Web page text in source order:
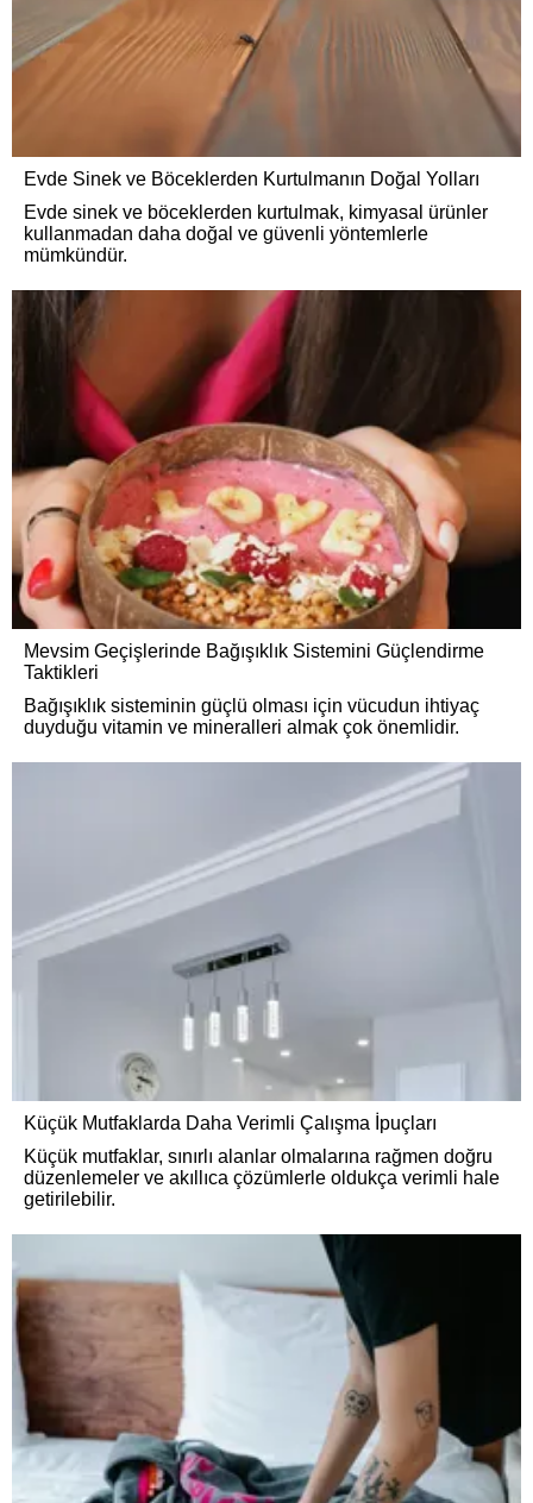
Evde Sinek ve Böceklerden Kurtulmanın Doğal Yolları
Evde sinek ve böceklerden kurtulmak, kimyasal ürünler
kullanmadan daha doğal ve güvenli yöntemlerle
mümkündür.
Mevsim Geçişlerinde Bağışıklık Sistemini Güçlendirme
Taktikleri
Bağışıklık sisteminin güçlü olması için vücudun ihtiyaç
duyduğu vitamin ve mineralleri almak çok önemlidir.
Küçük Mutfaklarda Daha Verimli Çalışma İpuçları
Küçük mutfaklar, sınırlı alanlar olmalarına rağmen doğru
düzenlemeler ve akıllıca çözümlerle oldukça verimli hale
getirilebilir.